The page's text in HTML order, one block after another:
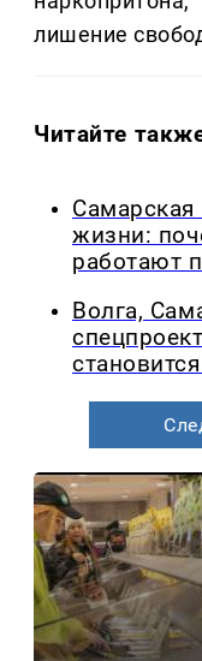
лишение
Читайте
Самарская
жизни:
работают
Волга,